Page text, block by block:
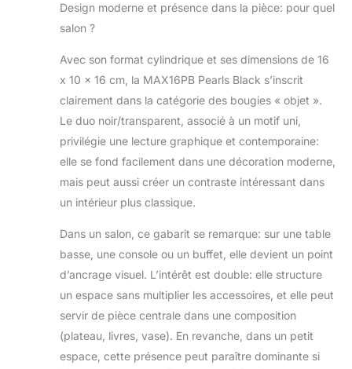
Design moderne et présence dans la pièce: pour quel
salon ?
Avec son format cylindrique et ses dimensions de 16
x 10 x 16 cm, la MAX16PB Pearls Black s’inscrit
clairement dans la catégorie des bougies « objet ».
Le duo noir/transparent, associé à un motif uni,
privilégie une lecture graphique et contemporaine:
elle se fond facilement dans une décoration moderne,
mais peut aussi créer un contraste intéressant dans
un intérieur plus classique.
Dans un salon, ce gabarit se remarque: sur une table
basse, une console ou un buffet, elle devient un point
d’ancrage visuel. L’intérêt est double: elle structure
un espace sans multiplier les accessoires, et elle peut
servir de pièce centrale dans une composition
(plateau, livres, vase). En revanche, dans un petit
espace, cette présence peut paraître dominante si